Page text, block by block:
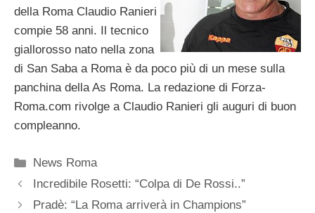
della Roma Claudio Ranieri
compie 58 anni. Il tecnico
giallorosso nato nella zona
di San Saba a Roma è da poco più di un mese sulla
panchina della As Roma. La redazione di Forza-
Roma.com rivolge a Claudio Ranieri gli auguri di buon
compleanno.
Categorie
News Roma
Incredibile Rosetti: “Colpa di De Rossi..”
Pradè: “La Roma arriverà in Champions”